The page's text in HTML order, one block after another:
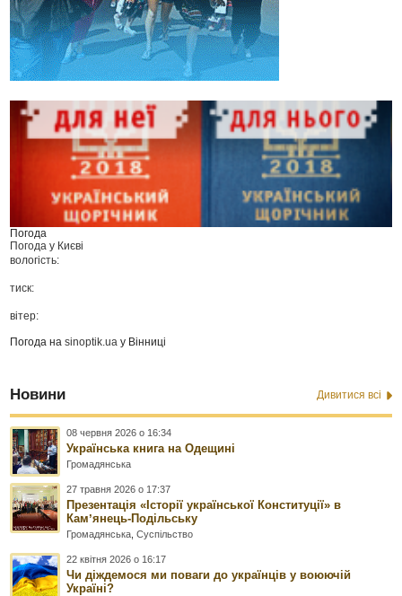
Погода
Погода у Києві
вологість:
тиск:
вітер:
Погода наsinoptik.ua у Вінниці
Новини Дивитися всі
08 червня 2026 о 16:34
Українська книга на Одещині
Громадянська
27 травня 2026 о 17:37
Презентація «Історії української Конституції» в
Камʼянець-Подільську
Громадянська ,Суспільство
22 квітня 2026 о 16:17
Чи діждемося ми поваги до українців у воюючій
Україні?